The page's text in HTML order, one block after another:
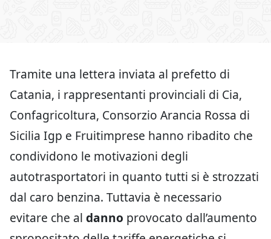
Tramite una lettera inviata al prefetto di
Catania, i rappresentanti provinciali di Cia,
Confagricoltura, Consorzio Arancia Rossa di
Sicilia Igp e Fruitimprese hanno ribadito che
condividono le motivazioni degli
autotrasportatori in quanto tutti si è strozzati
dal caro benzina. Tuttavia è necessario
evitare che al danno provocato dall’aumento